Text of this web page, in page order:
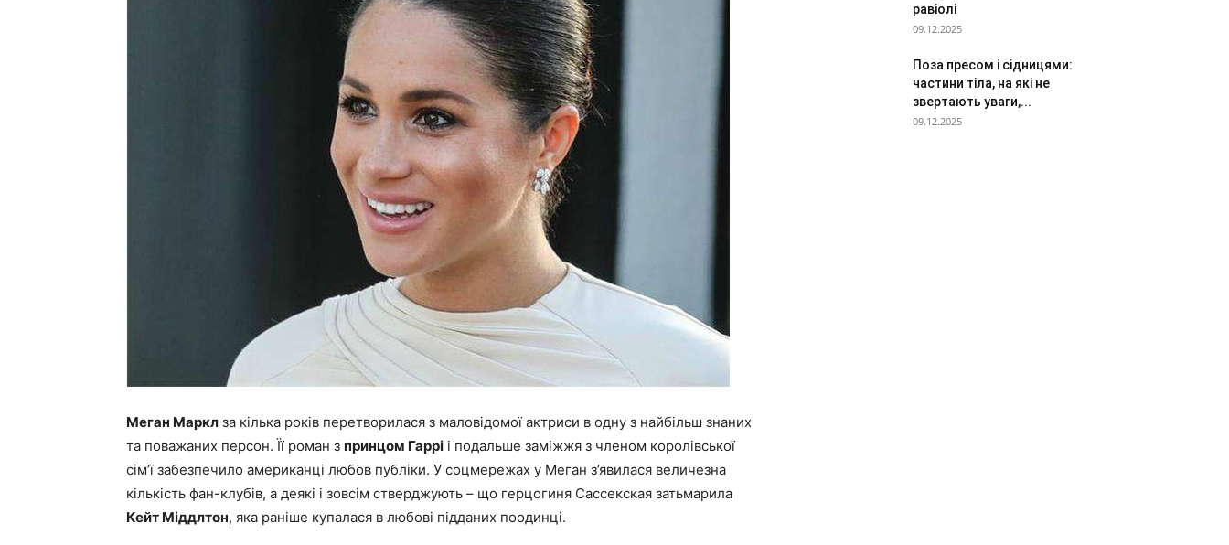
Меган Маркл за кілька років перетворилася з маловідомої актриси в одну з найбільш знаних
та поважаних персон. Її роман з принцом Гаррі і подальше заміжжя з членом королівської
сім’ї забезпечило американці любов публіки. У соцмережах у Меган з’явилася величезна
кількість фан-клубів, а деякі і зовсім стверджують – що герцогиня Сассекская затьмарила
Кейт Міддлтон, яка раніше купалася в любові підданих поодинці.
равіолі
09.12.2025
Поза пресом і сідницями:
частини тіла, на які не
звертають уваги,...
09.12.2025